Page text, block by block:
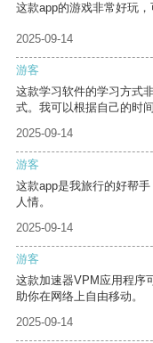
这款app的游戏非常好玩，
2025-09-14
游客
这款学习软件的学习方式
式。我可以根据自己的时
2025-09-14
游客
这款app是我旅行的好帮
人情。
2025-09-14
游客
这款加速器VPM应用程序
助你在网络上自由移动。
2025-09-14